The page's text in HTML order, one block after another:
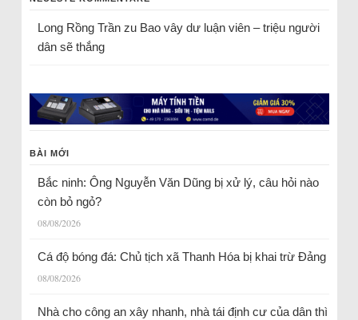
Long Rồng Trầnzu Bao vây dư luận viên – triệu người
dân sẽ thắng
BÀI MỚI
Bắc ninh: Ông Nguyễn Văn Dũng bị xử lý, câu hỏi nào
còn bỏ ngỏ?
08/08/2026
Cá độ bóng đá: Chủ tịch xã Thanh Hóa bị khai trừ Đảng
08/08/2026
Nhà cho công an xây nhanh, nhà tái định cư của dân thì